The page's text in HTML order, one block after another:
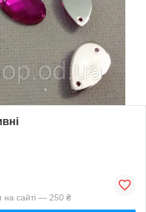
на сайті — 250 ₴